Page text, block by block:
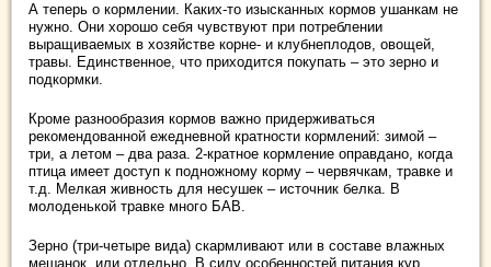
А теперь о кормлении. Каких-то изысканных кормов ушанкам не
нужно. Они хорошо себя чувствуют при потреблении
выращиваемых в хозяйстве корне- и клубнеплодов, овощей,
травы. Единственное, что приходится покупать – это зерно и
подкормки.
Кроме разнообразия кормов важно придерживаться
рекомендованной ежедневной кратности кормлений: зимой –
три, а летом – два раза. 2-кратное кормление оправдано, когда
птица имеет доступ к подножному корму – червячкам, травке и
т.д. Мелкая живность для несушек – источник белка. В
молоденькой травке много БАВ.
Зерно (три-четыре вида) скармливают или в составе влажных
мешанок, или отдельно. В силу особенностей питания кур,